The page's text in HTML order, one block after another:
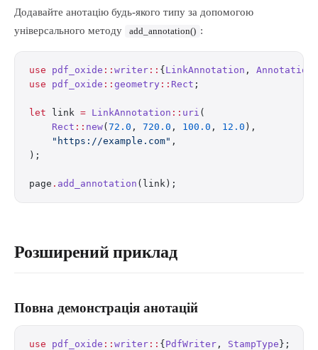
Додавайте анотацію будь-якого типу за допомогою
універсального методу
add_annotation() :
use pdf_oxide :: writer :: { LinkAnnotation , Annotation
use pdf_oxide :: geometry :: Rect ;
let link = LinkAnnotation :: uri (
    Rect
:: new( 72.0 , 720.0 , 100.0 , 12.0 ),
    "https://example.com"
,
);
page . add_annotation (link);
Розширений приклад
Повна демонстрація анотацій
use pdf_oxide :: writer :: { PdfWriter , StampType };